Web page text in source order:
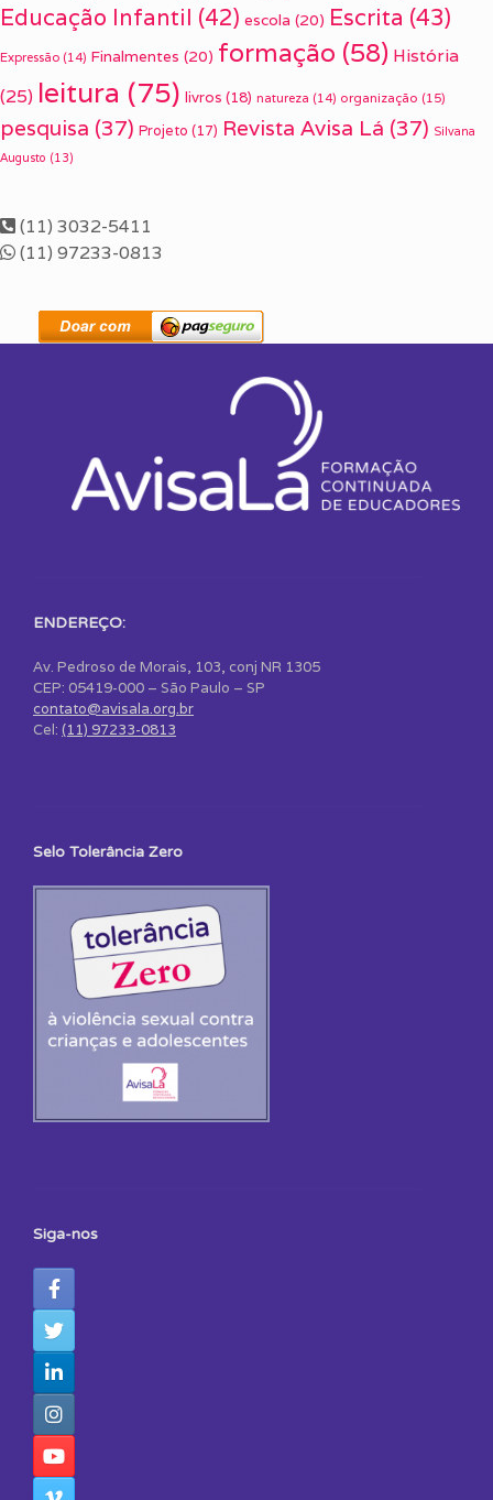
Educação Infantil (42) escola (20) Escrita (43)
Expressão (14) Finalmentes (20) formação (58) História
(25) leitura (75) livros (18) natureza (14) organização (15)
pesquisa (37) Projeto (17) Revista Avisa Lá (37) Silvana
Augusto (13)
(11) 3032-5411
(11) 97233-0813
ENDEREÇO:
Av. Pedroso de Morais, 103, conj NR 1305
CEP: 05419-000 – São Paulo – SP
contato@avisala.org.br
Cel: (11) 97233-0813
Selo Tolerância Zero
Siga-nos